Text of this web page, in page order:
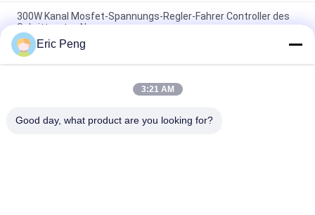
300W Kanal Mosfet-Spannungs-Regler-Fahrer Controller des
Schrittmotor-N
Lokführer Ic By Overload SPWM Sensorless Bldc, das Schutz
blockiert
Prüfer-Ic With Starting-Drehmoment-Regelung JY02A
Eric Peng
3:21 AM
Good day, what product are you looking for?